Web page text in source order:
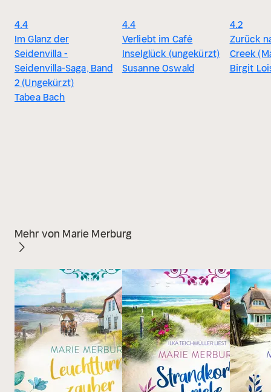
4.4
Im Glanz der
Seidenvilla -
Seidenvilla-Saga, Band
2 (Ungekürzt)
Tabea Bach
4.4
Verliebt im Café
Inselglück (ungekürzt)
Susanne Oswald
4.2
Zurück
Creek
Birgit
Mehr von Marie Merburg